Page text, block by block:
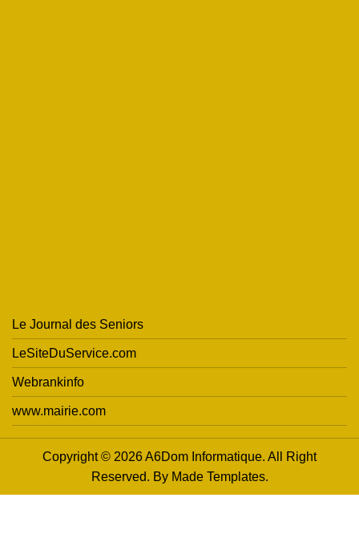
Le Journal des Seniors
LeSiteDuService.com
Webrankinfo
www.mairie.com
Copyright © 2026 A6Dom Informatique. All Right
Reserved. By Made Templates.